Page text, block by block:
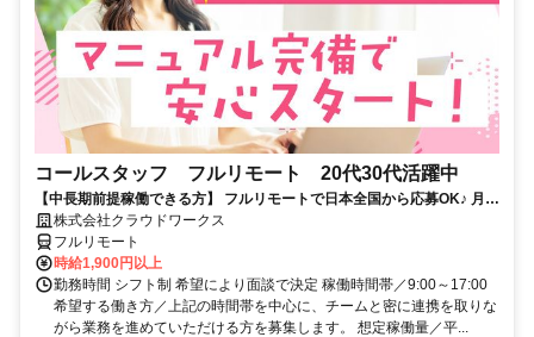
コールスタッフ フルリモート 20代30代活躍中
【中長期前提稼働できる方】 フルリモートで日本全国から応募OK♪ 月稼
働80時間で安定収入！
株式会社クラウドワークス
フルリモート
時給1,900円以上
勤務時間 シフト制 希望により面談で決定 稼働時間帯／9:00～17:00
希望する働き方／上記の時間帯を中心に、チームと密に連携を取りな
がら業務を進めていただける方を募集します。 想定稼働量／平...